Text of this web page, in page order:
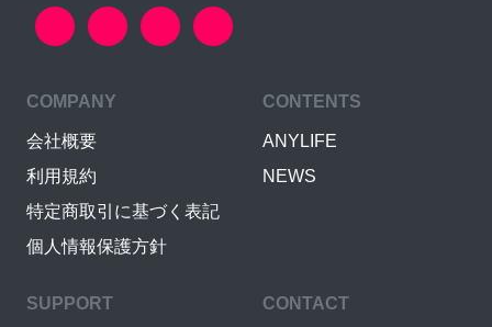
COMPANY
会社概要
利用規約
特定商取引に基づく表記
個人情報保護方針
CONTENTS
ANYLIFE
NEWS
SUPPORT CONTACT